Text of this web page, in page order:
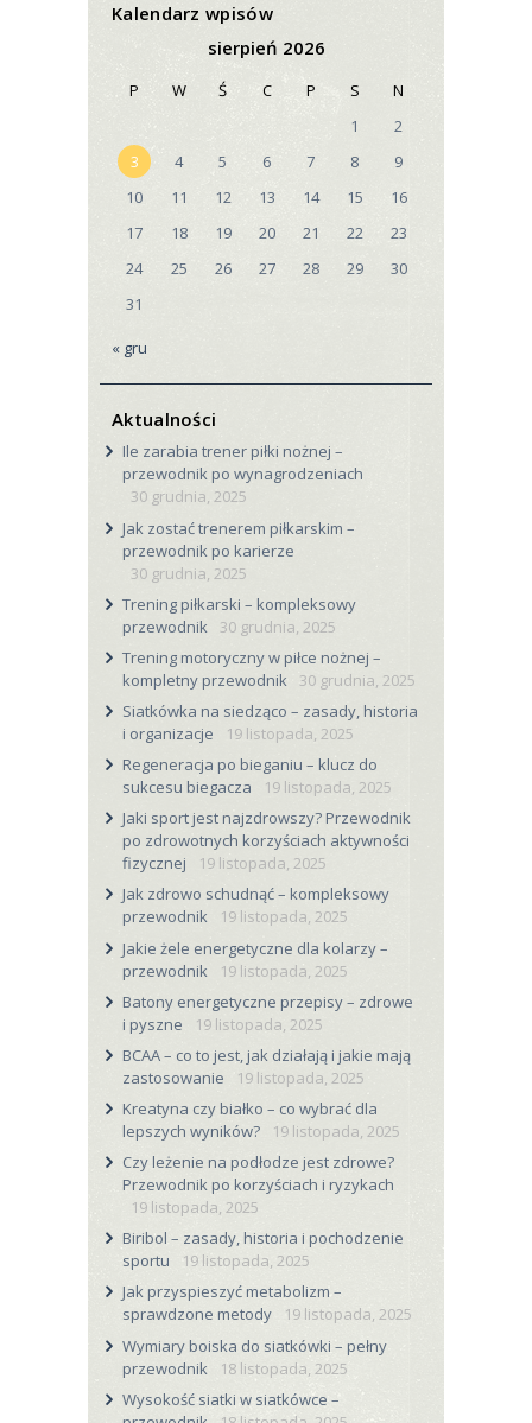
Kalendarz wpisów
sierpień 2026
P W Ś C P S
N
1
2
3
4 5 6 7 8
9
10
11 12 13 14 15
16
17
18 19 20 21 22
23
24
25 26 27 28 29
30
31
« gru
Aktualności
Ile zarabia trener piłki nożnej –
przewodnik po wynagrodzeniach
30 grudnia, 2025
Jak zostać trenerem piłkarskim –
przewodnik po karierze
30 grudnia, 2025
Trening piłkarski – kompleksowy
przewodnik
30 grudnia, 2025
Trening motoryczny w piłce nożnej –
kompletny przewodnik 30 grudnia, 2025
Siatkówka na siedząco – zasady, historia
i organizacje
19 listopada, 2025
Regeneracja po bieganiu – klucz do
sukcesu biegacza
19 listopada, 2025
Jaki sport jest najzdrowszy? Przewodnik
po zdrowotnych korzyściach aktywności
fizycznej
19 listopada, 2025
Jak zdrowo schudnąć – kompleksowy
przewodnik
19 listopada, 2025
Jakie żele energetyczne dla kolarzy –
przewodnik
19 listopada, 2025
Batony energetyczne przepisy – zdrowe
i pyszne
19 listopada, 2025
BCAA – co to jest, jak działają i jakie mają
zastosowanie
19 listopada, 2025
Kreatyna czy białko – co wybrać dla
lepszych wyników?
19 listopada, 2025
Czy leżenie na podłodze jest zdrowe?
Przewodnik po korzyściach i ryzykach
19 listopada, 2025
Biribol – zasady, historia i pochodzenie
sportu
19 listopada, 2025
Jak przyspieszyć metabolizm –
sprawdzone metody
19 listopada, 2025
Wymiary boiska do siatkówki – pełny
przewodnik
18 listopada, 2025
Wysokość siatki w siatkówce –